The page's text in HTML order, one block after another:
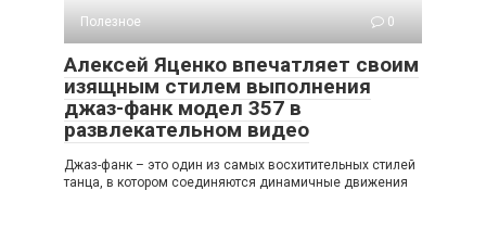
Полезное
0
Алексей Яценко впечатляет своим
изящным стилем выполнения
джаз-фанк модел 357 в
развлекательном видео
Джаз-фанк – это один из самых восхитительных стилей
танца, в котором соединяются динамичные движения